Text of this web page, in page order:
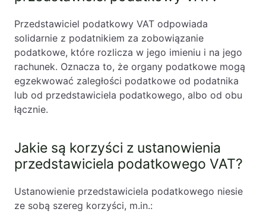
Przedstawiciel podatkowy VAT odpowiada
solidarnie z podatnikiem za zobowiązanie
podatkowe, które rozlicza w jego imieniu i na jego
rachunek. Oznacza to, że organy podatkowe mogą
egzekwować zaległości podatkowe od podatnika
lub od przedstawiciela podatkowego, albo od obu
łącznie.
Jakie są korzyści z ustanowienia
przedstawiciela podatkowego VAT?
Ustanowienie przedstawiciela podatkowego niesie
ze sobą szereg korzyści, m.in.: